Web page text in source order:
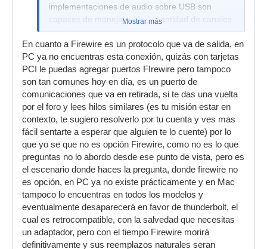
implementaciones de audio sobre USB son
capaces de manejar toda la cantidad de canales
que dice tener la interfaz.
Mostrar más
En cuanto a Firewire es un protocolo que va de salida, en
PC ya no encuentras esta conexión, quizás con tarjetas
PCI le puedas agregar puertos FIrewire pero tampoco
son tan comunes hoy en día, es un puerto de
comunicaciones que va en retirada, si te das una vuelta
por el foro y lees hilos similares (es tu misión estar en
contexto, te sugiero resolverlo por tu cuenta y ves mas
fácil sentarte a esperar que alguien te lo cuente) por lo
que yo se que no es opción Firewire, como no es lo que
preguntas no lo abordo desde ese punto de vista, pero es
el escenario donde haces la pregunta, donde firewire no
es opción, en PC ya no existe prácticamente y en Mac
tampoco lo encuentras en todos los modelos y
eventualmente desaparecerá en favor de thunderbolt, el
cual es retrocompatible, con la salvedad que necesitas
un adaptador, pero con el tiempo Firewire morirá
definitivamente y sus reemplazos naturales seran